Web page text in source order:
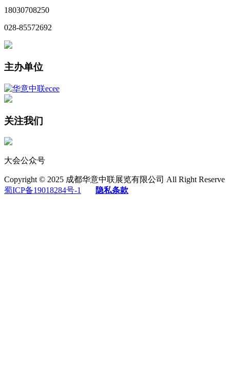
18030708250
028-85572692
主办单位
关注我们
大会公众号
Copyright © 2025 成都华意中联展览有限公司 All Right Reserve
蜀ICP备19018284号-1
隐私条款